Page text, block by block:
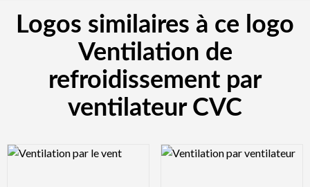
Logos similaires à ce logo
Ventilation de
refroidissement par
ventilateur CVC
Logo Preview Image Logo Preview Image